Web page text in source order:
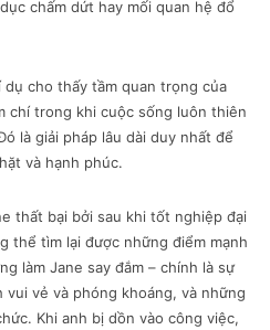
chấm dứt hay mối quan hệ đổ
cho thấy tầm quan trọng của
chí trong khi cuộc sống luôn thiên
là giải pháp lâu dài duy nhất để
và hạnh phúc.
thất bại bởi sau khi tốt nghiệp đại
thể tìm lại được những điểm mạnh
làm Jane say đắm – chính là sự
vui vẻ và phóng khoáng, và những
Khi anh bị dồn vào công việc,